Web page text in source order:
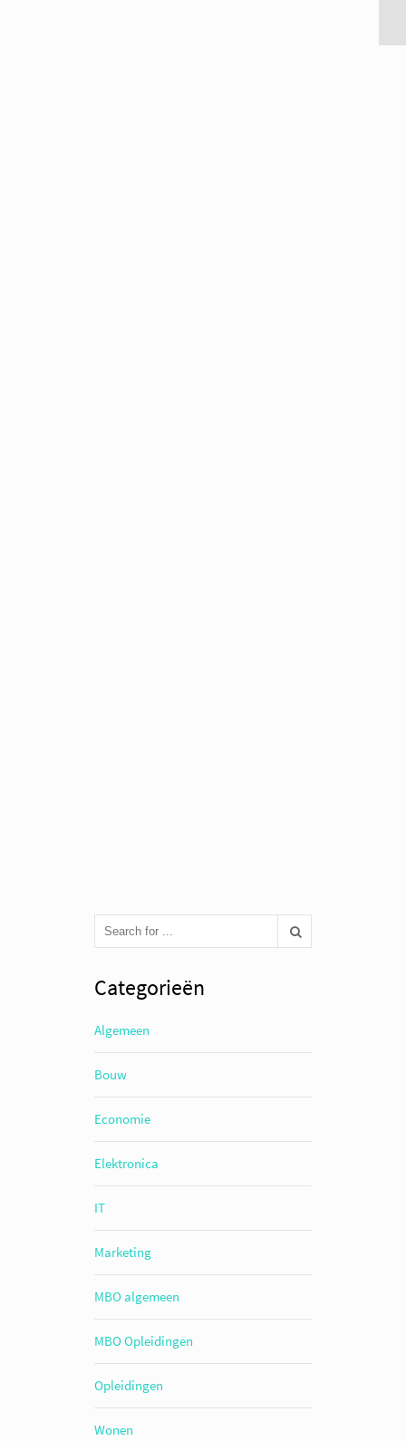
Categorieën
Algemeen
Bouw
Economie
Elektronica
IT
Marketing
MBO algemeen
MBO Opleidingen
Opleidingen
Wonen